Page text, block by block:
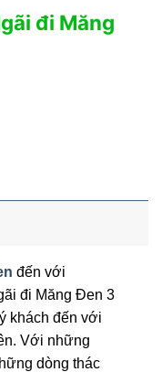
đi Măng
đến với
đi Măng Đen 3
khách đến với
Với những
dòng thác